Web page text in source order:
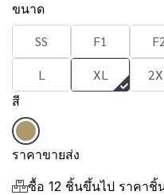
ขนาด
SS F1 F2
L
XL
สี
ราคาขายส่ง
ซื้อ 12 ชิ้นขึ้นไป ราคาชิ้